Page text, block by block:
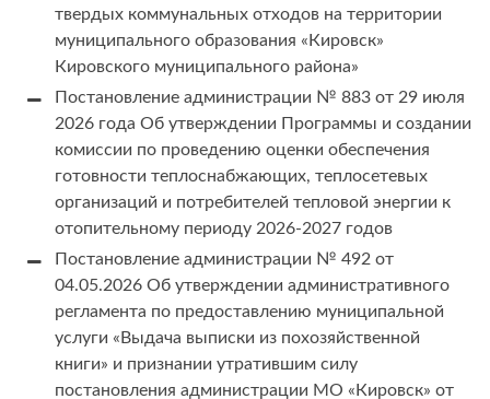
твердых коммунальных отходов на территории
муниципального образования «Кировск»
Кировского муниципального района»
Постановление администрации № 883 от 29 июля
2026 года Об утверждении Программы и создании
комиссии по проведению оценки обеспечения
готовности теплоснабжающих, теплосетевых
организаций и потребителей тепловой энергии к
отопительному периоду 2026-2027 годов
Постановление администрации № 492 от
04.05.2026 Об утверждении административного
регламента по предоставлению муниципальной
услуги «Выдача выписки из похозяйственной
книги» и признании утратившим силу
постановления администрации МО «Кировск» от